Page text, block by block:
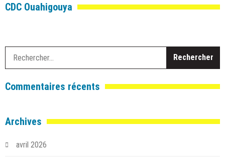
CDC Ouahigouya
Commentaires récents
Archives
avril 2026